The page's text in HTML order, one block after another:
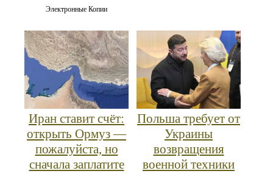
Электронные Копии
Иран ставит счёт:
открыть Ормуз —
пожалуйста, но
сначала заплатите
Польша требует от
Украины
возвращения
военной техники